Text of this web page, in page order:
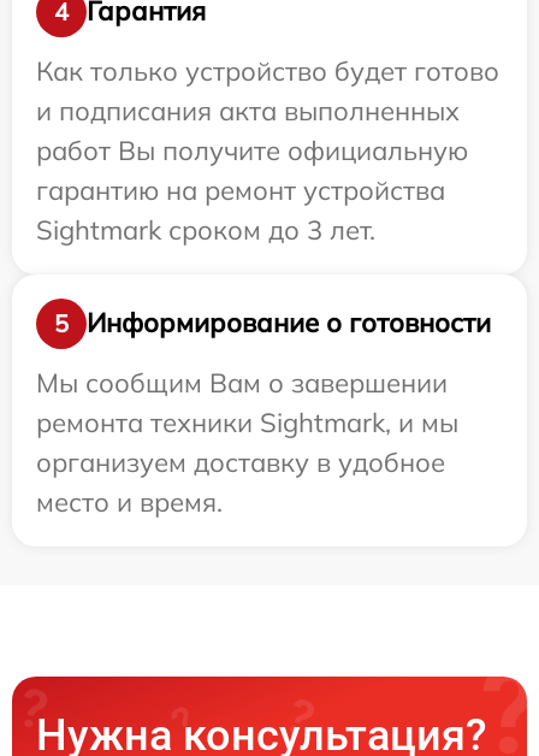
4
Гарантия
Как только устройство будет готово
и подписания акта выполненных
работ Вы получите официальную
гарантию на ремонт устройства
Sightmark сроком до 3 лет.
5
Информирование о готовности
Мы сообщим Вам о завершении
ремонта техники Sightmark, и мы
организуем доставку в удобное
место и время.
Нужна консультация?